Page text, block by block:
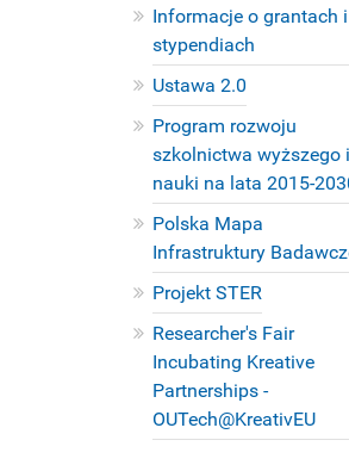
PROJEKTY
Informacje o grantach i
stypendiach
Ustawa 2.0
Program rozwoju
szkolnictwa wyższego i
nauki na lata 2015-
Polska Mapa
Infrastruktury
Projekt STER
Researcher's Fair
Incubating Kreative
Partnerships -
OUTech@KreativEU